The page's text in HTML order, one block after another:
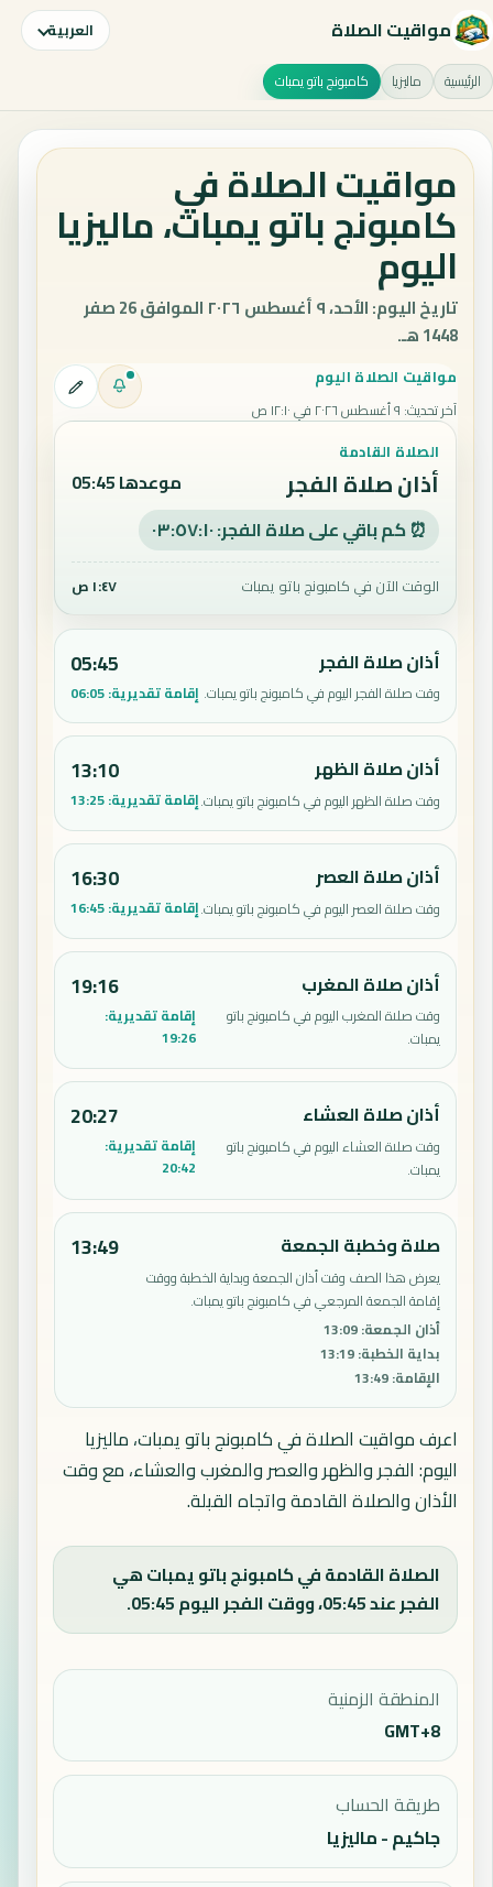
مواقيت الصلاة العربية
الرئيسية ماليزيا كامبونج باتو يمبات
مواقيت الصلاة في
كامبونج باتو يمبات، ماليزيا
اليوم
تاريخ اليوم: الأحد، ٩ أغسطس ٢٠٢٦ الموافق 26 صفر
1448 هـ.
مواقيت الصلاة اليوم
آخر تحديث: ٩ أغسطس ٢٠٢٦ في ١٢:١٠ ص
الصلاة القادمة
أذان صلاة الفجر موعدها 05:45
⏰ كم باقي على صلاة الفجر: ٠٣:٥٧:٠٩
الوقت الآن في كامبونج باتو يمبات ١:٤٧ ص
أذان صلاة الفجر
وقت صلاة الفجر اليوم في كامبونج باتو يمبات.
05:45
إقامة تقديرية:06:05
أذان صلاة الظهر
وقت صلاة الظهر اليوم في كامبونج باتو يمبات.
13:10
إقامة تقديرية:13:25
أذان صلاة العصر
وقت صلاة العصر اليوم في كامبونج باتو يمبات.
16:30
إقامة تقديرية:16:45
أذان صلاة المغرب
وقت صلاة المغرب اليوم في كامبونج باتو
يمبات.
19:16
إقامة تقديرية:
19:26
أذان صلاة العشاء
وقت صلاة العشاء اليوم في كامبونج باتو
يمبات.
20:27
إقامة تقديرية:
20:42
صلاة وخطبة الجمعة
يعرض هذا الصف وقت أذان الجمعة وبداية الخطبة ووقت
إقامة الجمعة المرجعي في كامبونج باتو يمبات.
أذان الجمعة:
13:09
بداية الخطبة:
13:19
الإقامة:
13:49
13:49
اعرف مواقيت الصلاة في كامبونج باتو يمبات، ماليزيا
اليوم: الفجر والظهر والعصر والمغرب والعشاء، مع وقت
الأذان والصلاة القادمة واتجاه القبلة.
الصلاة القادمة في كامبونج باتو يمبات هي
الفجر عند 05:45، ووقت الفجر اليوم 05:45.
المنطقة الزمنية
GMT+8
طريقة الحساب
جاكيم - ماليزيا